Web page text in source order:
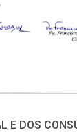
E DOS